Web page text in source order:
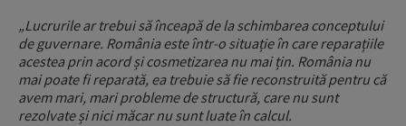
„Lucrurile ar trebui să înceapă de la schimbarea conceptului
de guvernare. România este într-o situație în care reparațiile
acestea prin acord și cosmetizarea nu mai țin. România nu
mai poate fi reparată, ea trebuie să fie reconstruită pentru că
avem mari, mari probleme de structură, care nu sunt
rezolvate și nici măcar nu sunt luate în calcul.